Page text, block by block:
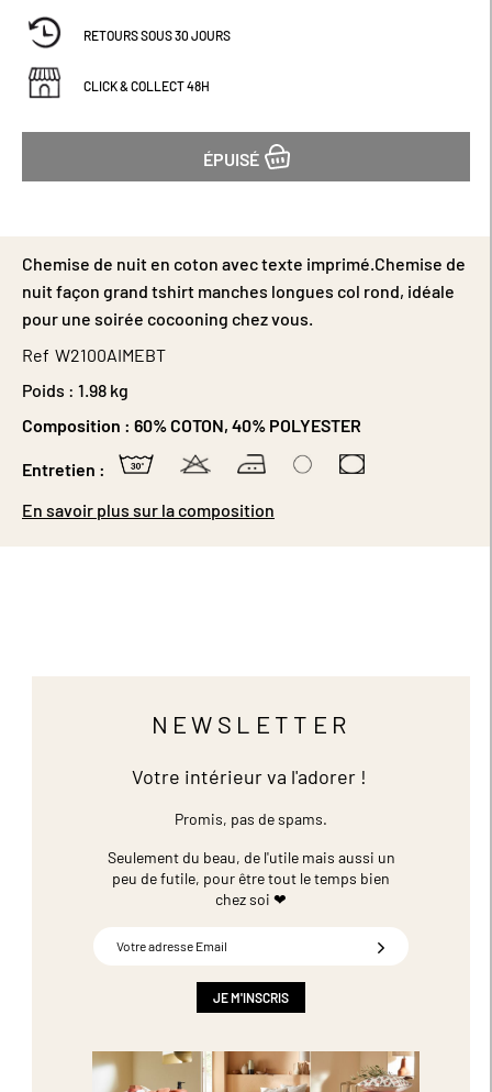
RETOURS SOUS 30 JOURS
CLICK & COLLECT 48H
ÉPUISÉ
Chemise de nuit en coton avec texte imprimé.Chemise de
nuit façon grand tshirt manches longues col rond, idéale
pour une soirée cocooning chez vous.
Ref W2100AIMEBT
Poids : 1.98 kg
Composition : 60% COTON, 40% POLYESTER
Entretien :
En savoir plus sur la composition
NEWSLETTER
Votre intérieur va l'adorer !
Promis, pas de spams.
Seulement du beau, de l'utile mais aussi un
peu de futile, pour être tout le temps bien
chez soi ❤
JE M'INSCRIS